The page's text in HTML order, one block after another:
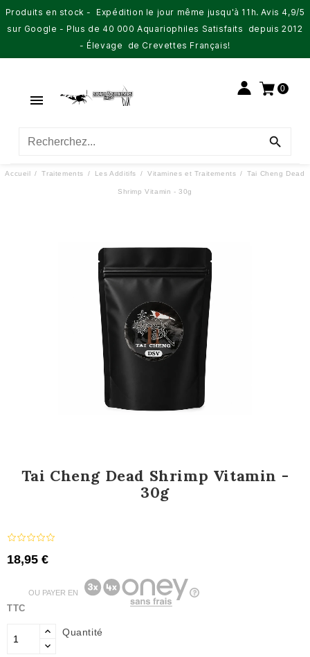
Produits en stock - Expédition le jour même jusqu'à 11h. Avis 4,9/5
sur Google - Plus de 40 000 Aquariophiles Satisfaits depuis 2012
- Élevage de Crevettes Français!

0

Accueil Traitements Les Additifs Vitamines et Traitements Tai Cheng Dead
Shrimp Vitamin - 30g
Tai Cheng Dead Shrimp Vitamin -
30g
18,95 €
TTC
OU PAYER EN
Quantité